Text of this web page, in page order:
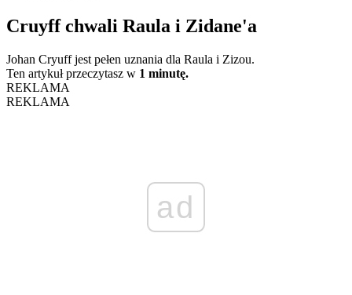
Cruyff chwali Raula i Zidane'a
Johan Cryuff jest pełen uznania dla Raula i Zizou.
Ten artykuł przeczytasz w 1 minutę.
REKLAMA
REKLAMA
ad